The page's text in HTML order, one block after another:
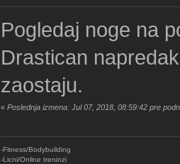
Pogledaj noge na
Drastican
zaostaju.
« Poslednja izmena: Jul 07, 2018, 08:59:42 pre
-Fitness/Bodybuilding
-Licni/Online treninzi